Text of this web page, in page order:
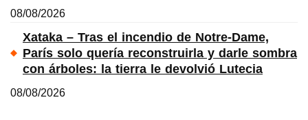
08/08/2026
Xataka – Tras el incendio de Notre-Dame,
París solo quería reconstruirla y darle sombra
con árboles: la tierra le devolvió Lutecia
08/08/2026